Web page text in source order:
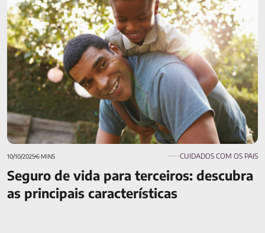
características
10/10/20256 MINS CUIDADOS COM OS PAIS
Seguro de vida para terceiros: descubra
as principais características